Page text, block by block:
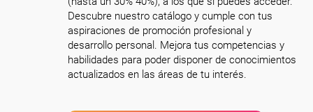
Descubre nuestro catálogo y cumple con tus
aspiraciones de promoción profesional y
desarrollo personal. Mejora tus competencias y
habilidades para poder disponer de conocimientos
actualizados en las áreas de tu interés.